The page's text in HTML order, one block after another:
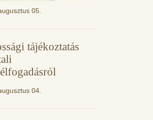
05.
tájékoztatás
04.